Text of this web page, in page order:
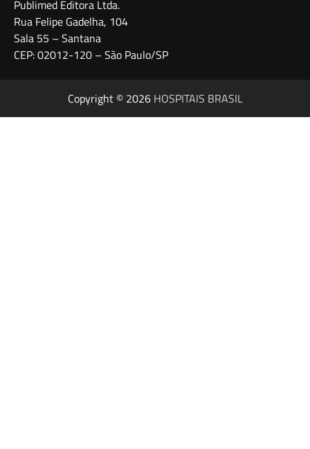
Publimed Editora Ltda.
Rua Felipe Gadelha, 104
Sala 55 – Santana
CEP: 02012-120 – São Paulo/SP
Copyright © 2026 HOSPITAIS BRASIL